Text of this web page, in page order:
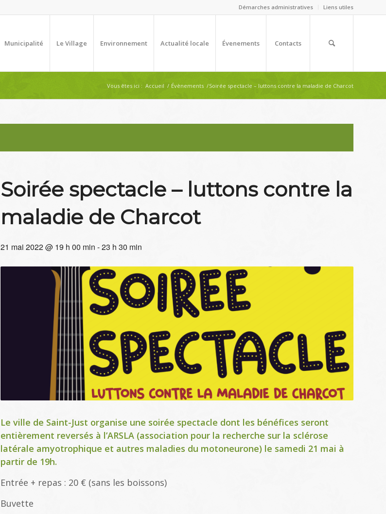
Démarches administratives Liens utiles
Municipalité Le Village Environnement Actualité locale Évenements Contacts
Vous êtes ici : Accueil / Évènements /Soirée spectacle – luttons contre la maladie de Charcot
Soirée spectacle – luttons contre la
maladie de Charcot
21 mai 2022 @ 19 h 00 min -23 h 30 min
Le ville de Saint-Just organise une soirée spectacle dont les bénéfices seront
entièrement reversés à l’ARSLA (association pour la recherche sur la sclérose
latérale amyotrophique et autres maladies du motoneurone) le samedi 21 mai à
partir de 19h.
Entrée + repas : 20 € (sans les boissons)
Buvette